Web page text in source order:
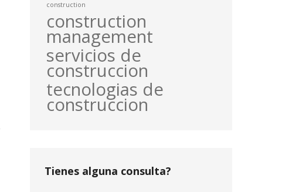
construction
construction
management
servicios de
construccion
tecnologias de
construccion
Tienes alguna consulta?